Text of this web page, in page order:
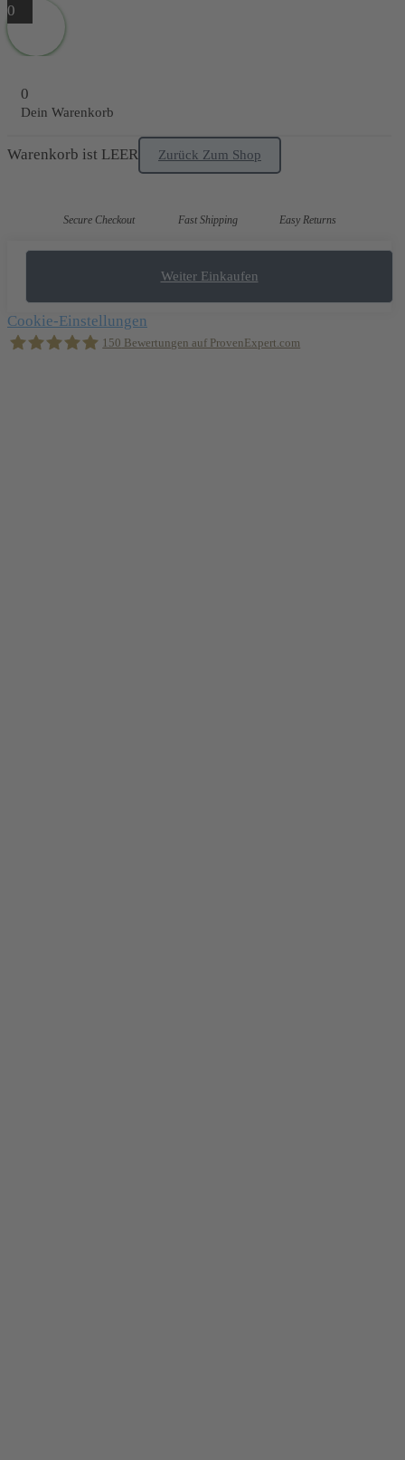
0
0
Dein Warenkorb
Warenkorb ist LEER Zurück Zum Shop
Secure Checkout Fast Shipping Easy Returns
Weiter Einkaufen
Cookie-Einstellungen
150 Bewertungen auf ProvenExpert.com